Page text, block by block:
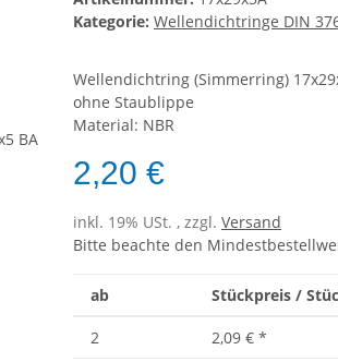
Kategorie: Wellendichtringe DIN
Wellendichtring (Simmerring)
ohne Staublippe
Material: NBR
2,20 €
inkl. 19% USt. , zzgl. Versand
Bitte beachte den
ab Stückpreis /
2 2,09 € *